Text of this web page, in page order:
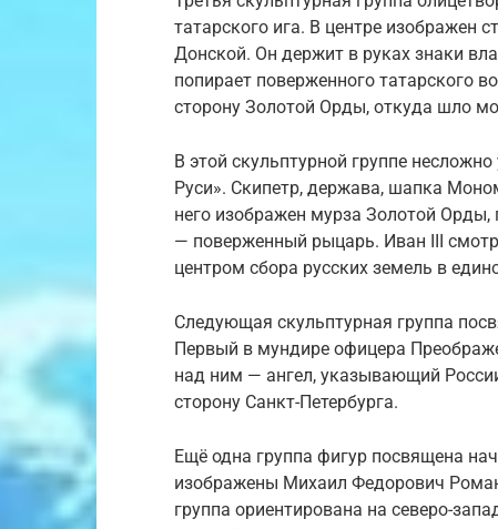
татарского ига. В центре изображен
Донской. Он держит в руках знаки
попирает поверженного татарского
сторону Золотой Орды, откуда шло
В этой скульптурной группе
Руси». Скипетр, держава, шапка
него изображен мурза Золотой Орды,
— поверженный рыцарь. Иван III
центром сбора русских земель в
Следующая скульптурная группа
Первый в мундире офицера
над ним — ангел, указывающий
сторону Санкт-Петербурга.
Ещё одна группа фигур посвящена
изображены Михаил Федорович
группа ориентирована на северо-